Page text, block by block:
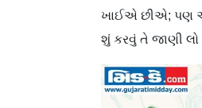
ખાઈએ છીએ; પણ આ
શું કરવું તે જાણી લો